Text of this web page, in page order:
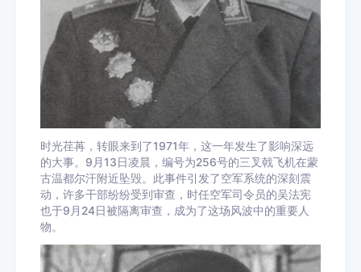
时光荏苒，转眼来到了1971年，这一年发生了影响深远
的大事。9月13日凌晨，编号为256号的三叉戟飞机在蒙
古温都尔汗附近坠毁。此事件引发了空军系统的深刻震
动，许多干部纷纷受到审查，时任空军司令员的吴法宪
也于9月24日被隔离审查，成为了这场风波中的重要人
物。